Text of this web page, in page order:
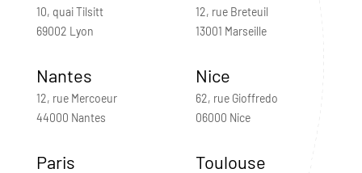
10, quai Tilsitt
69002 Lyon
12, rue Breteuil
13001 Marseille
Nantes
12, rue Mercoeur
44000 Nantes
Nice
62, rue Gioffredo
06000 Nice
Paris Toulouse